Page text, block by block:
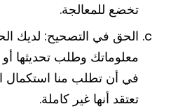
تخضع للمعالجة.
الحق في التصحيح: لديك
معلوماتك وطلب تحديثها
في أن تطلب منا استكمال
تعتقد أنها غير كاملة.